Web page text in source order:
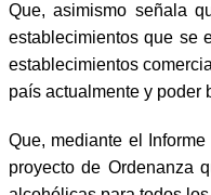
Que, asimismo señala
establecimientos que se
establecimientos
país actualmente y poder
Que, mediante el
proyecto de Ordenanza